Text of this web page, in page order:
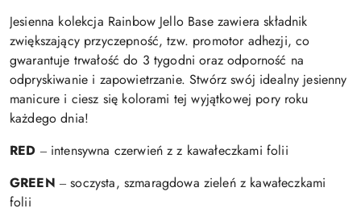
Jesienna kolekcja Rainbow Jello Base zawiera składnik
zwiększający przyczepność, tzw. promotor adhezji, co
gwarantuje trwałość do 3 tygodni oraz odporność na
odpryskiwanie i zapowietrzanie. Stwórz swój idealny jesienny
manicure i ciesz się kolorami tej wyjątkowej pory roku
każdego dnia!
RED ‒ intensywna czerwień z z kawałeczkami folii
GREEN ‒ soczysta, szmaragdowa zieleń z kawałeczkami
folii